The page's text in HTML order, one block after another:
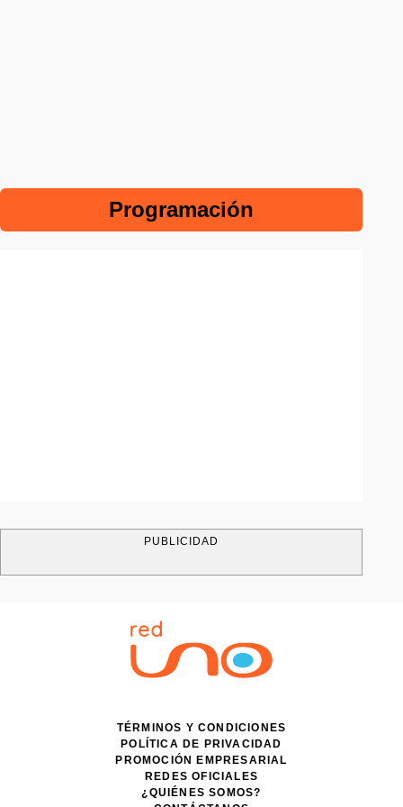
Programación
PUBLICIDAD
TÉRMINOS Y CONDICIONES
POLÍTICA DE PRIVACIDAD
PROMOCIÓN EMPRESARIAL
REDES OFICIALES
¿QUIÉNES SOMOS?